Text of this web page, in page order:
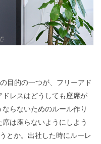
目的の一つが、フリーアド
レスはどうしても座席が
らないためのルール作り
は座らないようにしよう
とか。出社した時にルーレ